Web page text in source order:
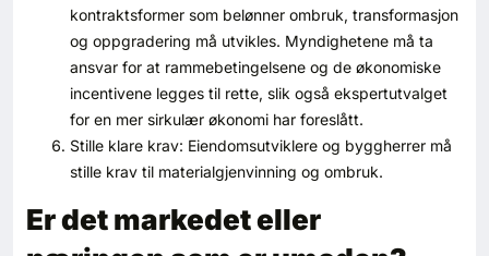
kontraktsformer som belønner ombruk, transformasjon
og oppgradering må utvikles. Myndighetene må ta
ansvar for at rammebetingelsene og de økonomiske
incentivene legges til rette, slik også ekspertutvalget
for en mer sirkulær økonomi har foreslått.
Stille klare krav: Eiendomsutviklere og byggherrer må
stille krav til materialgjenvinning og ombruk.
Er det markedet eller